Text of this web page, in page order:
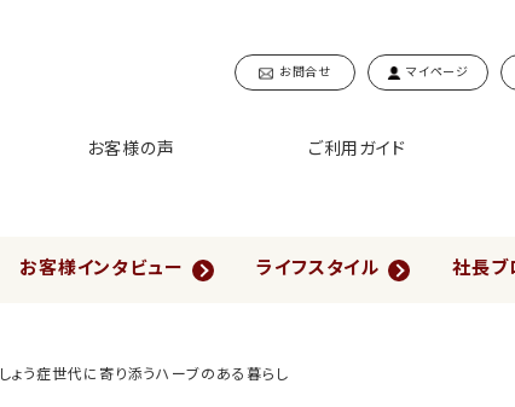
お問合せ マイページ
お客様の声 ご利用ガイド
お客様インタビュー ライフスタイル 社長ブ
ょう症世代に寄り添うハーブのある暮らし